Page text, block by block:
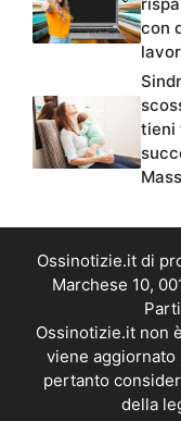
con
tieni
Ossinotizie.it di
Marchese 10,
Ossinotizie.it non
viene aggiornato
pertanto
della